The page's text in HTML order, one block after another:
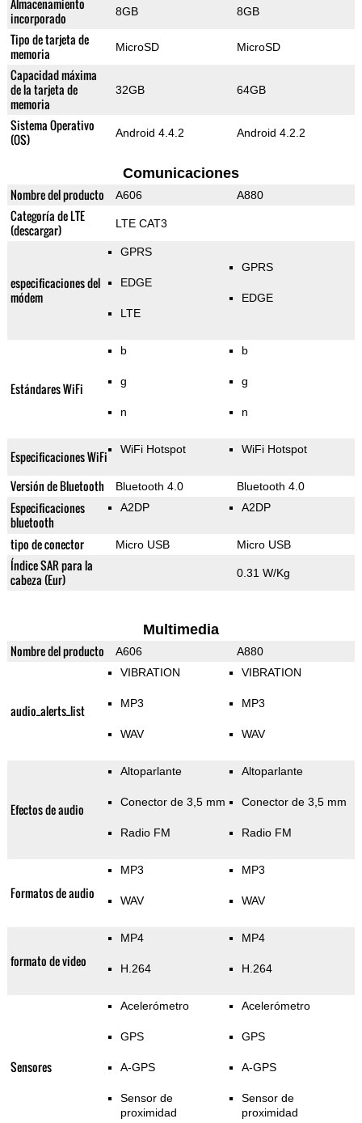
Almacenamiento
incorporado
8GB 8GB
Tipo de tarjeta de
memoria
MicroSD MicroSD
Capacidad máxima
de la tarjeta de
memoria
32GB 64GB
Sistema Operativo
(OS)
Android 4.4.2 Android 4.2.2
Comunicaciones
Nombre del producto A606 A880
Categoría de LTE
(descargar)
LTE CAT3
especificaciones del
módem
GPRS
EDGE
LTE
GPRS
EDGE
Estándares WiFi
b
g
n
b
g
n
Especificaciones WiFi WiFi Hotspot WiFi Hotspot
Versión de Bluetooth Bluetooth 4.0 Bluetooth 4.0
Especificaciones
bluetooth
A2DP A2DP
tipo de conector Micro USB Micro USB
Índice SAR para la
cabeza (Eur)
0.31 W/Kg
Multimedia
Nombre del producto A606 A880
audio_alerts_list
VIBRATION
MP3
WAV
VIBRATION
MP3
WAV
Efectos de audio
Altoparlante
Conector de 3,5 mm
Radio FM
Altoparlante
Conector de 3,5 mm
Radio FM
Formatos de audio
MP3
WAV
MP3
WAV
formato de video
MP4
H.264
MP4
H.264
Sensores
Acelerómetro
GPS
A-GPS
Sensor de
proximidad
Acelerómetro
GPS
A-GPS
Sensor de
proximidad